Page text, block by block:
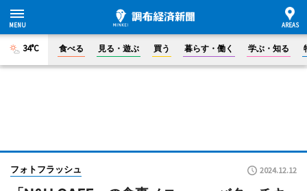
34°C 食べる 見る・遊ぶ 買う 暮らす・働く 学ぶ・知る
フォトフラッシュ 2024.12.12